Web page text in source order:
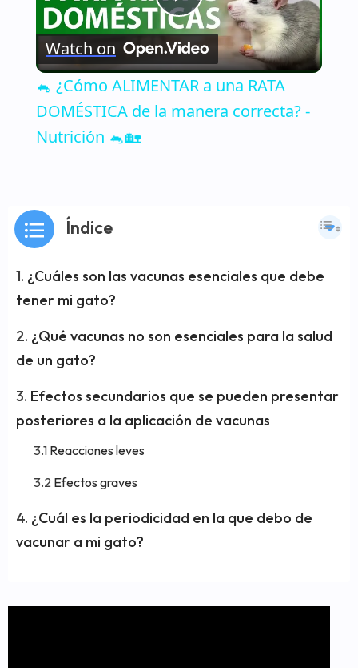
Play
Video
Watch on
🐁 ¿Cómo ALIMENTAR a una RATA
DOMÉSTICA de la manera correcta? -
Nutrición 🐁🏡
Índice
¿Cuáles son las vacunas esenciales que debe
tener mi gato?
¿Qué vacunas no son esenciales para la salud
de un gato?
Efectos secundarios que se pueden presentar
posteriores a la aplicación de vacunas
Reacciones leves
Efectos graves
¿Cuál es la periodicidad en la que debo de
vacunar a mi gato?